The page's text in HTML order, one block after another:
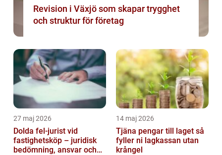
Revision i Växjö som skapar trygghet
och struktur för företag
27 maj 2026
Dolda fel-jurist vid
fastighetsköp – juridisk
bedömning, ansvar och
14 maj 2026
Tjäna pengar till laget så
fyller ni lagkassan utan
krångel